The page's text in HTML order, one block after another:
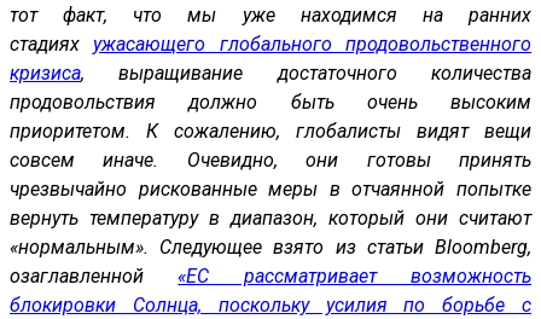
тот факт, что мы уже находимся на ранних
стадиях ужасающего глобального продовольственного
кризиса, выращивание достаточного количества
продовольствия должно быть очень высоким
приоритетом. К сожалению, глобалисты видят вещи
совсем иначе. Очевидно, они готовы принять
чрезвычайно рискованные меры в отчаянной попытке
вернуть температуру в диапазон, который они считают
«нормальным». Следующее взято из статьи Bloomberg,
озаглавленной«ЕС рассматривает возможность
блокировки Солнца, поскольку усилия по борьбе с